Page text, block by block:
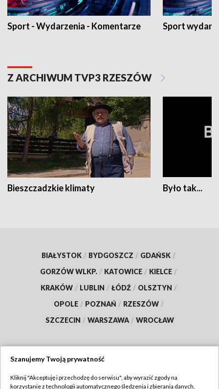
Sport - Wydarzenia - Komentarze Sport
Z ARCHIWUM TVP3 RZESZÓW
Bieszczadzkie klimaty Było tak...
BIAŁYSTOK / BYDGOSZCZ / GDAŃSK /
GORZÓW WLKP. / KATOWICE / KIELCE /
KRAKÓW / LUBLIN / ŁÓDŹ / OLSZTYN /
OPOLE / POZNAŃ / RZESZÓW /
SZCZECIN / WARSZAWA / WROCŁAW
Szanujemy Twoją prywatność
Kliknij "Akceptuję i przechodzę do serwisu", aby wyrazić zgody na
korzystanie z technologii automatycznego śledzenia i zbierania danych,